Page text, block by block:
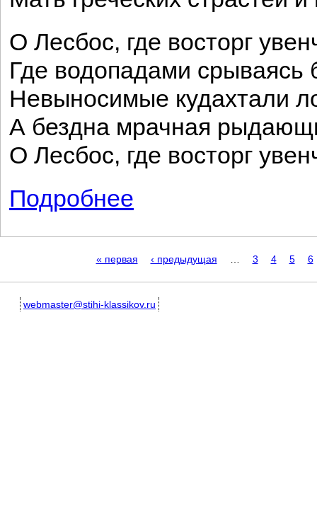
О Лесбос, где восторг
Где водопадами срываясь
Невыносимые кудахтали
А бездна мрачная
О Лесбос, где восторг
Подробнее
« первая ‹ предыдущая 3 4 5 6
webmaster@stihi-klassikov.ru